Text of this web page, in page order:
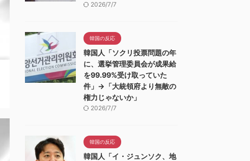
2026/7/7
韓国の反応
韓国人「ソクリ投票問題の年
に、選挙管理委員会が成果給
を99.99%受け取っていた
件」→「大統領府より無敵の
権力じゃないか」
2026/7/7
韓国の反応
韓国人「イ・ジュンソク、地